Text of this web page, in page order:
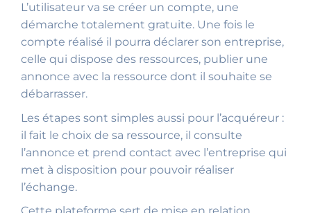
L’utilisateur va se créer un compte, une
démarche totalement gratuite. Une fois le
compte réalisé il pourra déclarer son entreprise,
celle qui dispose des ressources, publier une
annonce avec la ressource dont il souhaite se
débarrasser.
Les étapes sont simples aussi pour l’acquéreur :
il fait le choix de sa ressource, il consulte
l’annonce et prend contact avec l’entreprise qui
met à disposition pour pouvoir réaliser
l’échange.